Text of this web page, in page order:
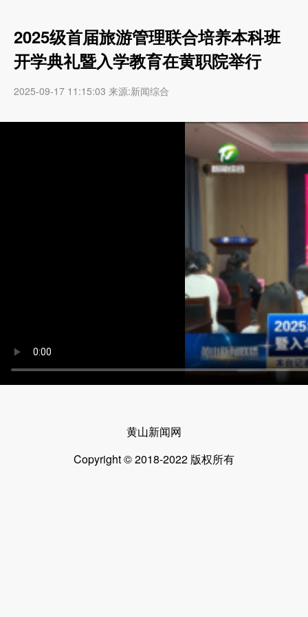
2025级首届旅游管理联合培养本科班
开学典礼暨入学教育在黄职院举行
2025-09-17 11:15:03 来源:新闻综合
黄山新闻网
Copyright © 2018-2022 版权所有